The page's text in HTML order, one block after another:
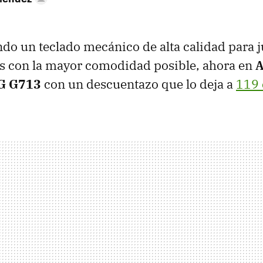
un teclado mecánico de alta calidad para
con la mayor comodidad posible, ahora en
G713 con un descuentazo que lo deja a 119